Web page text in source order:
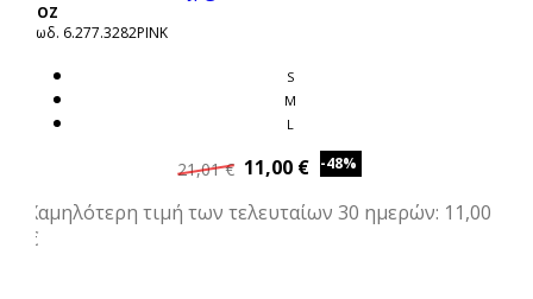
ΡΟΖ
Κωδ. 6.277.3282PINK
S
M
L
21,01 € 11,00 € -48%
Χαμηλότερη τιμή των τελευταίων 30 ημερών: 11,00
€